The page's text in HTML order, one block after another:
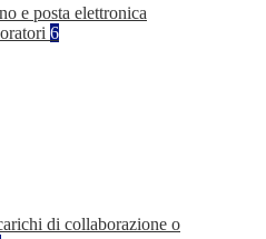
e posta elettronica
6
di collaborazione o